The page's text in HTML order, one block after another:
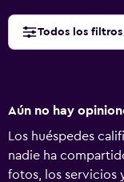
Todos los filtros
Aún no hay
Los huéspedes
nadie ha
fotos, los servicios